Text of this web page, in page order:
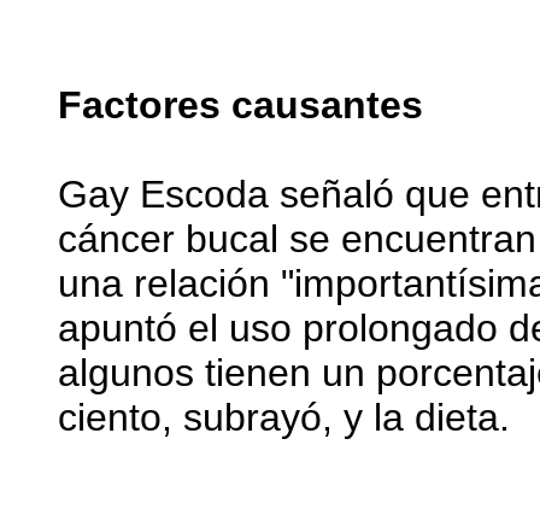
Factores causantes
Gay Escoda señaló que
cáncer bucal se
una relación
apuntó el uso prolongado
algunos tienen un
ciento, subrayó, y la dieta.